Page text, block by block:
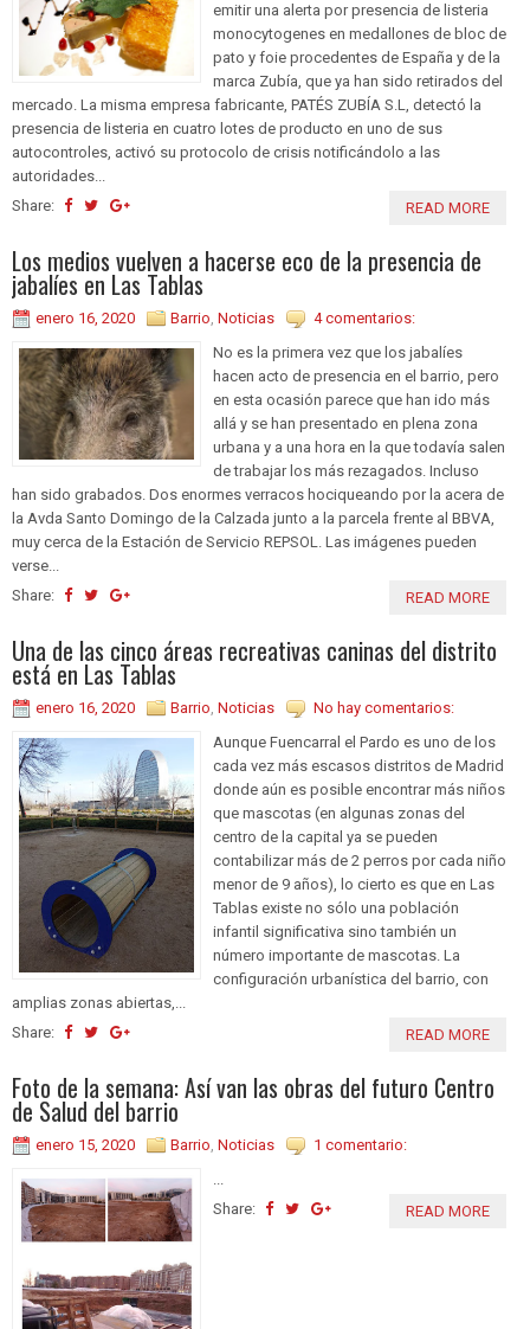
emitir una alerta por presencia de listeria
monocytogenes en medallones de bloc de
pato y foie procedentes de España y de la
marca Zubía, que ya han sido retirados del
mercado. La misma empresa fabricante, PATÉS ZUBÍA S.L, detectó la
presencia de listeria en cuatro lotes de producto en uno de sus
autocontroles, activó su protocolo de crisis notificándolo a las
autoridades...
Share:
READ MORE
Los medios vuelven a hacerse eco de la presencia de
jabalíes en Las Tablas
enero 16, 2020 Barrio, Noticias
4 comentarios:
No es la primera vez que los jabalíes
hacen acto de presencia en el barrio, pero
en esta ocasión parece que han ido más
allá y se han presentado en plena zona
urbana y a una hora en la que todavía salen
de trabajar los más rezagados. Incluso
han sido grabados. Dos enormes verracos hociqueando por la acera de
la Avda Santo Domingo de la Calzada junto a la parcela frente al BBVA,
muy cerca de la Estación de Servicio REPSOL. Las imágenes pueden
verse...
Share:
READ MORE
Una de las cinco áreas recreativas caninas del distrito
está en Las Tablas
enero 16, 2020 Barrio, Noticias
No hay comentarios:
Aunque Fuencarral el Pardo es uno de los
cada vez más escasos distritos de Madrid
donde aún es posible encontrar más niños
que mascotas (en algunas zonas del
centro de la capital ya se pueden
contabilizar más de 2 perros por cada niño
menor de 9 años), lo cierto es que en Las
Tablas existe no sólo una población
infantil significativa sino también un
número importante de mascotas. La
configuración urbanística del barrio, con
amplias zonas abiertas,...
Share:
READ MORE
Foto de la semana: Así van las obras del futuro Centro
de Salud del barrio
enero 15, 2020 Barrio, Noticias
1 comentario:
...
Share:
READ MORE